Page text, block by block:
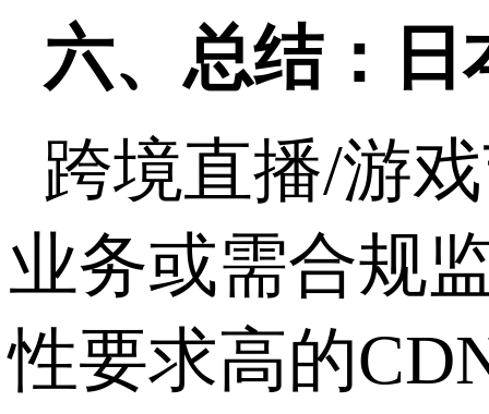
六、总结：日
跨境直播/游
业务或需合规
性要求高的